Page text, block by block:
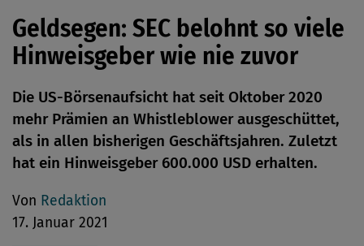
Artikel auf Facebook teilen
Artikel per Mail teilen
Geldsegen: SEC belohnt so viele
Hinweisgeber wie nie zuvor
Die US-Börsenaufsicht hat seit Oktober 2020
mehr Prämien an Whistleblower ausgeschüttet,
als in allen bisherigen Geschäftsjahren. Zuletzt
hat ein Hinweisgeber 600.000 USD erhalten.
Von Redaktion
17. Januar 2021